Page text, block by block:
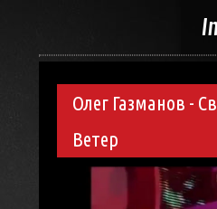
Олег Газманов -
Ветер